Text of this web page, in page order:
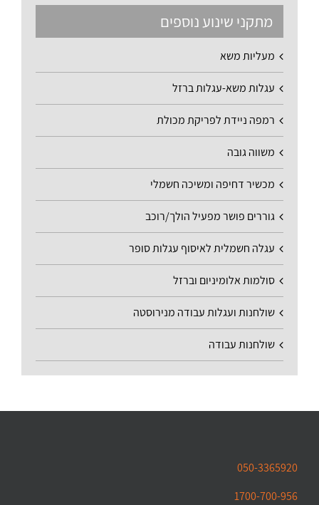
מתקני שינוע נוספים
מעליות משא
עגלות משא-עגלות ברזל
רמפה ניידת לפריקת מכולת
משווה גובה
מכשיר דחיפה ומשיכה חשמלי
גוררים פושר מפעיל הולך/רוכב
עגלה חשמלית לאיסוף עגלות סופר
סולמות אלומיניום וברזל
שולחנות ועגלות עבודה מנירוסטה
שולחנות עבודה
050-3365920
1700-700-956